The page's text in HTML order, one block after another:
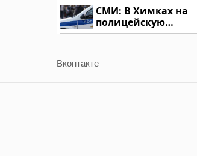
купить?
СМИ: В Химках на
полицейскую
машину напали и
Вконтакте